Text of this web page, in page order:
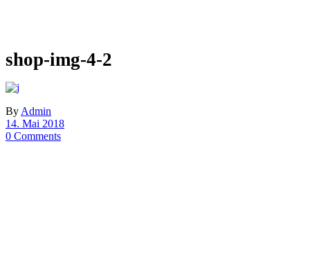
shop-img-4-2
By Admin
14. Mai 2018
0 Comments